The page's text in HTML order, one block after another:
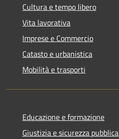
Cultura e tempo libero
Vita lavorativa
Imprese e Commercio
Catasto e urbanistica
Mobilità e trasporti
Educazione e formazione
Giustizia e sicurezza pubblica